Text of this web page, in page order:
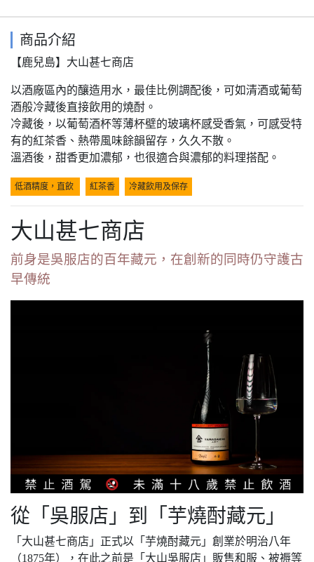
商品介紹
【鹿兒島】大山甚七商店
以酒廠區內的釀造用水，最佳比例調配後，可如清酒或葡萄
酒般冷藏後直接飲用的燒酎。
冷藏後，以葡萄酒杯等薄杯壁的玻璃杯感受香氣，可感受特
有的紅茶香、熱帶風味餘韻留存，久久不散。
溫酒後，甜香更加濃郁，也很適合與濃郁的料理搭配。
低酒精度，直飲 紅茶香 冷藏飲用及保存
大山甚七商店
前身是吳服店的百年藏元，在創新的同時仍守護古
早傳統
從「吳服店」到「芋燒酎藏元」
「大山甚七商店」正式以「芋燒酎藏元」創業於明治八年
（1875年），在此之前是「大山吳服店」販售和服、被褥等